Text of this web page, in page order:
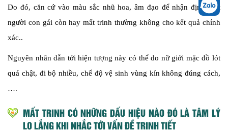
Do đó, căn cứ vào màu sắc nhũ hoa, âm đạo để nhận định một
người con gái còn hay mất trinh thường không cho kết quả chính
xác..
Nguyên nhân dẫn tới hiện tượng này có thể do nữ giới mặc đồ lót
quá chật, đi bộ nhiều, chế độ vệ sinh vùng kín không đúng cách,
….
MẤT TRINH CÓ NHỮNG DẤU HIỆU NÀO ĐÓ LÀ TÂM LÝ
LO LẮNG KHI NHẮC TỚI VẤN ĐỀ TRINH TIẾT